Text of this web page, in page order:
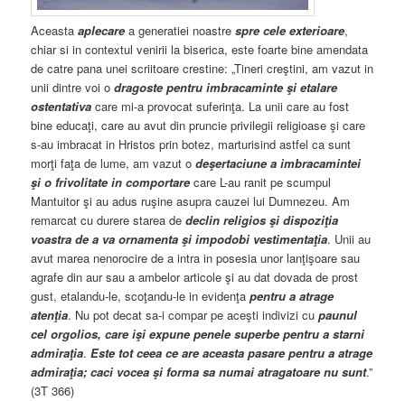
Aceastaaplecare a generatiei noastrespre cele exterioare,
chiar si in contextul venirii la biserica, este foarte bine amendata
de catre pana unei scriitoare crestine: „Tineri creştini, am vazut in
unii dintre voi odragoste pentru imbracaminte şi etalare
ostentativa care mi-a provocat suferinţa. La unii care au fost
bine educaţi, care au avut din pruncie privilegii religioase şi care
s-au imbracat in Hristos prin botez, marturisind astfel ca sunt
morţi faţa de lume, am vazut odeşertaciune a imbracamintei
şi o frivolitate in comportare care L-au ranit pe scumpul
Mantuitor şi au adus ruşine asupra cauzei lui Dumnezeu. Am
remarcat cu durere starea dedeclin religios şi dispoziţia
voastra de a va ornamenta şi impodobi vestimentaţia. Unii au
avut marea nenorocire de a intra in posesia unor lanţişoare sau
agrafe din aur sau a ambelor articole şi au dat dovada de prost
gust, etalandu-le, scoţandu-le in evidenţapentru a atrage
atenţia. Nu pot decat sa-i compar pe aceşti indivizi cupaunul
cel orgolios, care işi expune penele superbe pentru a starni
admiraţia.Este tot ceea ce are aceasta pasare pentru a atrage
admiraţia; caci vocea şi forma sa numai atragatoare nu sunt.”
(3T 366)